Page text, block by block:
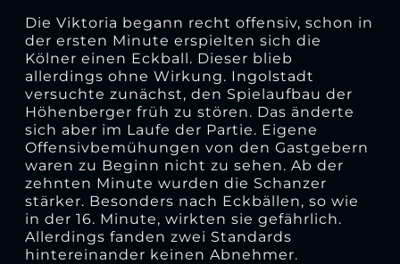
Die Viktoria begann recht offensiv, schon in
der ersten Minute erspielten sich die
Kölner einen Eckball. Dieser blieb
allerdings ohne Wirkung. Ingolstadt
versuchte zunächst, den Spielaufbau der
Höhenberger früh zu stören. Das änderte
sich aber im Laufe der Partie. Eigene
Offensivbemühungen von den Gastgebern
waren zu Beginn nicht zu sehen. Ab der
zehnten Minute wurden die Schanzer
stärker. Besonders nach Eckbällen, so wie
in der 16. Minute, wirkten sie gefährlich.
Allerdings fanden zwei Standards
hintereinander keinen Abnehmer.